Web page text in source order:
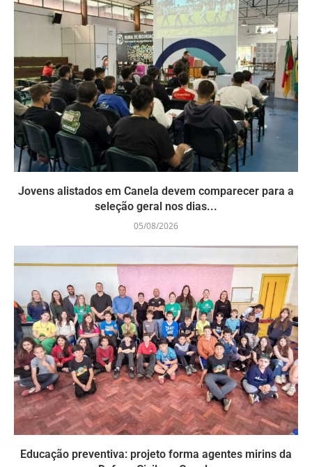
Jovens alistados em Canela devem comparecer para a
seleção geral nos dias...
05/08/2026
Educação preventiva: projeto forma agentes mirins da